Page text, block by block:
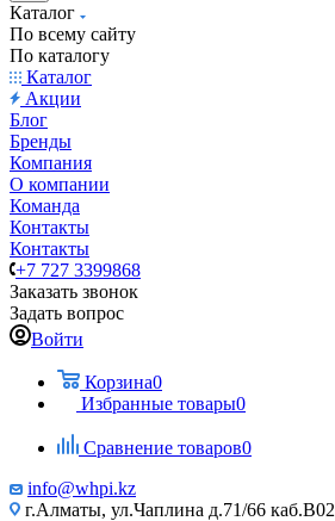
Каталог
По всему сайту
По каталогу
Каталог
Акции
Блог
Бренды
Компания
О компании
Команда
Контакты
Контакты
+7 727 3399868
Заказать звонок
Задать вопрос
Войти
Корзина0
Избранные товары0
Сравнение товаров0
info@whpi.kz
г.Алматы, ул.Чаплина д.71/66 каб.B02